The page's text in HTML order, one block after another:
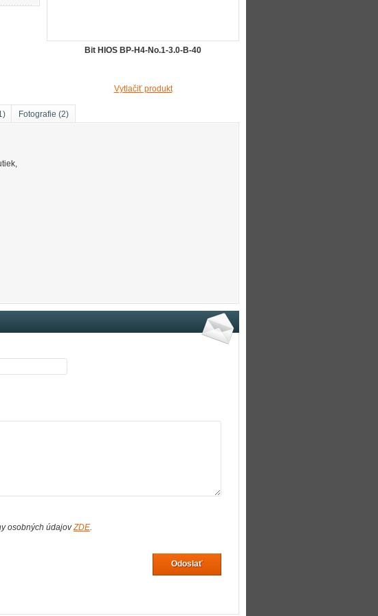
Bit HIOS BP-H4-No.1-3.0-B-40
Vytlačiť produkt
Fotografie (2)
osobných údajovZDE.
Odoslať